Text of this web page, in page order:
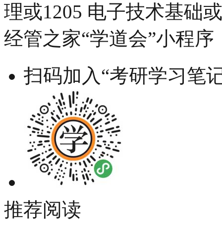
理或1205 电子技术基础
经管之家“学道会”小程序
扫码加入“考研学习笔
推荐阅读